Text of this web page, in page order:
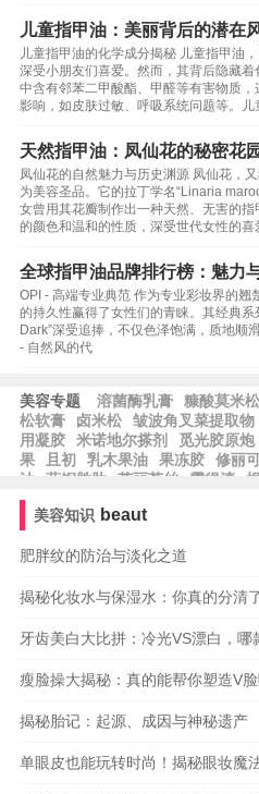
儿童指甲油：美丽背后的潜在
儿童指甲油的化学成分揭秘 儿童指甲油
深受小朋友们喜爱。然而，其背后隐藏
中含有邻苯二甲酸酯、甲醛等有害物质
影响，如皮肤过敏、呼吸系统问题等。
天然指甲油：凤仙花的秘密花园
凤仙花的自然魅力与历史渊源 凤仙花，
为美容圣品。它的拉丁学名“Linaria
女曾用其花瓣制作出一种天然、无害的
的颜色和温和的性质，深受世代女性的喜
全球指甲油品牌排行榜：魅力
OPI - 高端专业典范 作为专业彩妆界的翘
的持久性赢得了女性们的青睐。其经典系
Dark”深受追捧，不仅色泽饱满，质地顺
- 自然风的代
美容专题 溶菌酶乳膏 糠酸莫米
松软膏
卤米松 皱波角叉菜提取物
用凝胶
米诺地尔搽剂 觅光胶原炮
果
且初 乳木果油 果冻胶 修丽
油
蓝铜胜肽 芙丽芳丝 露得清
羧肌肽
氏
雅漾 whoo后
美容知识 beaut
肥胖纹的防治与淡化之道
揭秘化妆水与保湿水：你真的分清
牙齿美白大比拼：冷光VS漂白，哪
瘦脸操大揭秘：真的能帮你塑造V脸
揭秘胎记：起源、成因与神秘遗产
单眼皮也能玩转时尚！揭秘眼妆